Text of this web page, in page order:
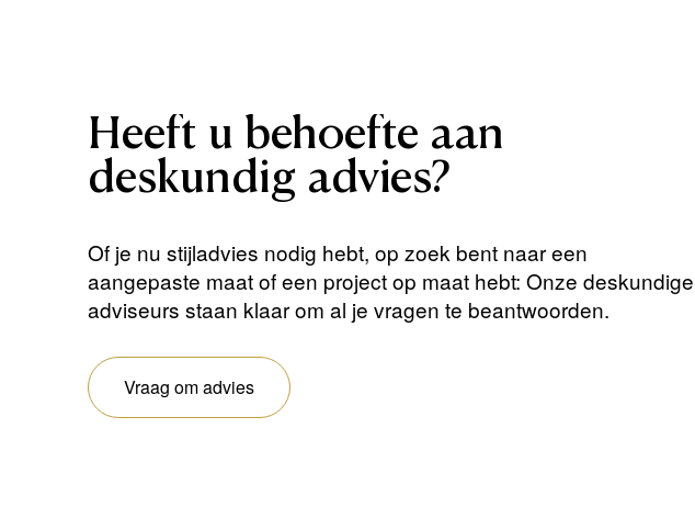
Heeft u behoefte aan
deskundig advies?
Of je nu stijladvies nodig hebt, op zoek bent naar een
aangepaste maat of een project op maat hebt: Onze deskundige
adviseurs staan ​​klaar om al je vragen te beantwoorden.
Vraag om advies